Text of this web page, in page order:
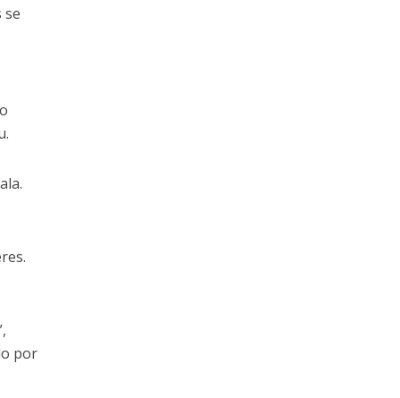
se
por